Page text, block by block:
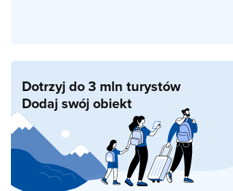
Dotrzyj do 3 mln turystów
Dodaj swój obiekt